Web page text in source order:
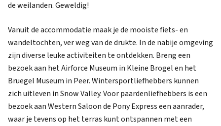
de weilanden. Geweldig!
Vanuit de accommodatie maak je de mooiste fiets- en
wandeltochten, ver weg van de drukte. In de nabije omgeving
zijn diverse leuke activiteiten te ontdekken. Breng een
bezoek aan het Airforce Museum in Kleine Brogel en het
Bruegel Museum in Peer. Wintersportliefhebbers kunnen
zich uitleven in Snow Valley. Voor paardenliefhebbers is een
bezoek aan Western Saloon de Pony Express een aanrader,
waar je tevens op het terras kunt ontspannen met een